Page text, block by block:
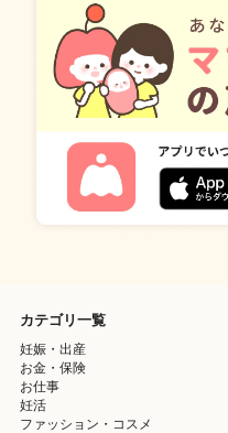
カテゴリ一覧
妊娠・出産
お金・保険
お仕事
妊活
ファッション・コスメ